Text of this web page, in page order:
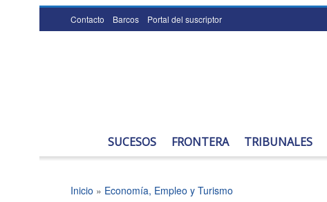
Contacto Barcos Portal del suscriptor
SUCESOS FRONTERA TRIBUNALES
Inicio » Economía, Empleo y Turismo